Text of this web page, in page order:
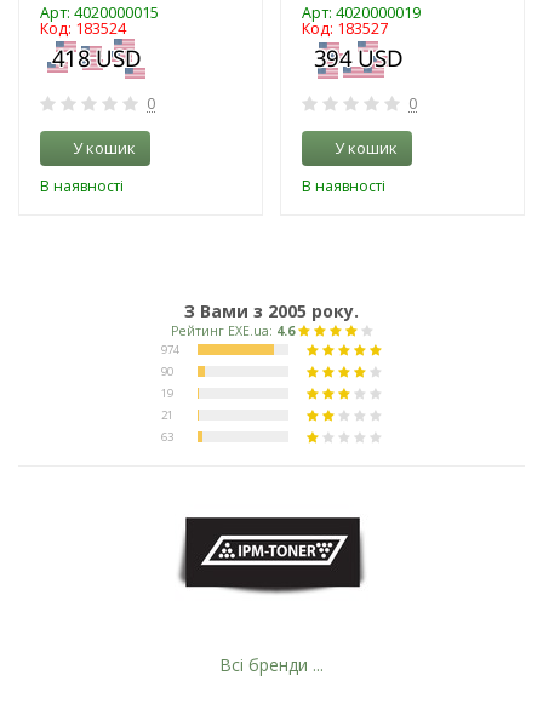
Арт: 4020000015
Код: 183524
0
У кошик
В наявності
Арт: 4020000019
Код: 183527
0
У кошик
В наявності
З Вами з 2005 року.
Всі бренди ...